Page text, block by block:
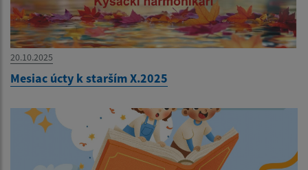
20.10.2025
Mesiac úcty k starším X.2025